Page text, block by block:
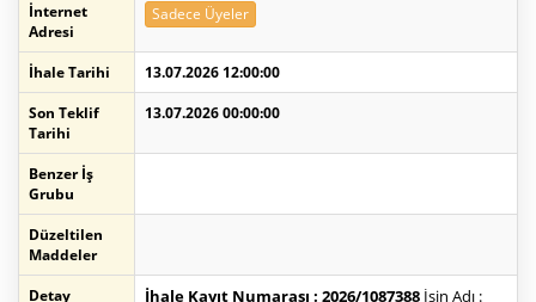
İnternet
Adresi
Sadece Üyeler
İhale Tarihi
13.07.2026 12:00:00
Son Teklif
Tarihi
13.07.2026 00:00:00
Benzer İş
Grubu
Düzeltilen
Maddeler
Detay
İhale Kayıt Numarası : 2026/1087388 İşin Adı :